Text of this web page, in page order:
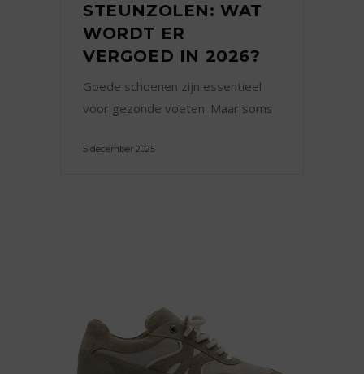
STEUNZOLEN: WAT
WORDT ER
VERGOED IN 2026?
Goede schoenen zijn essentieel
voor gezonde voeten. Maar soms
5 december 2025